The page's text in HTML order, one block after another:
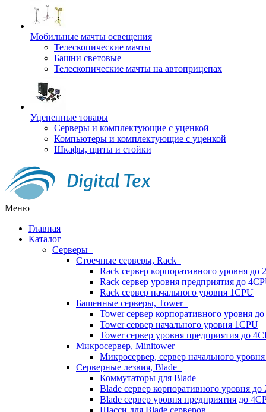
Мобильные мачты освещения
Телескопические мачты
Башни световые
Телескопические мачты на автоприцепах
Уцененные товары
Серверы и комплектующие с уценкой
Компьютеры и комплектующие с уценкой
Шкафы, щиты и стойки
Меню
Главная
Каталог
Серверы
Стоечные серверы, Rack
Rack сервер корпоративного уровня до
Rack сервер уровня предприятия до
Rack сервер начального уровня 1CPU
Башенные серверы, Tower
Tower сервер корпоративного уровня
Tower сервер начального уровня 1CPU
Tower сервер уровня предприятия до
Микросервер, Minitower
Микросервер, сервер начального
Серверные лезвия, Blade
Коммутаторы для Blade
Blade сервер корпоративного уровня до
Blade сервер уровня предприятия до
Шасси для Blade серверов